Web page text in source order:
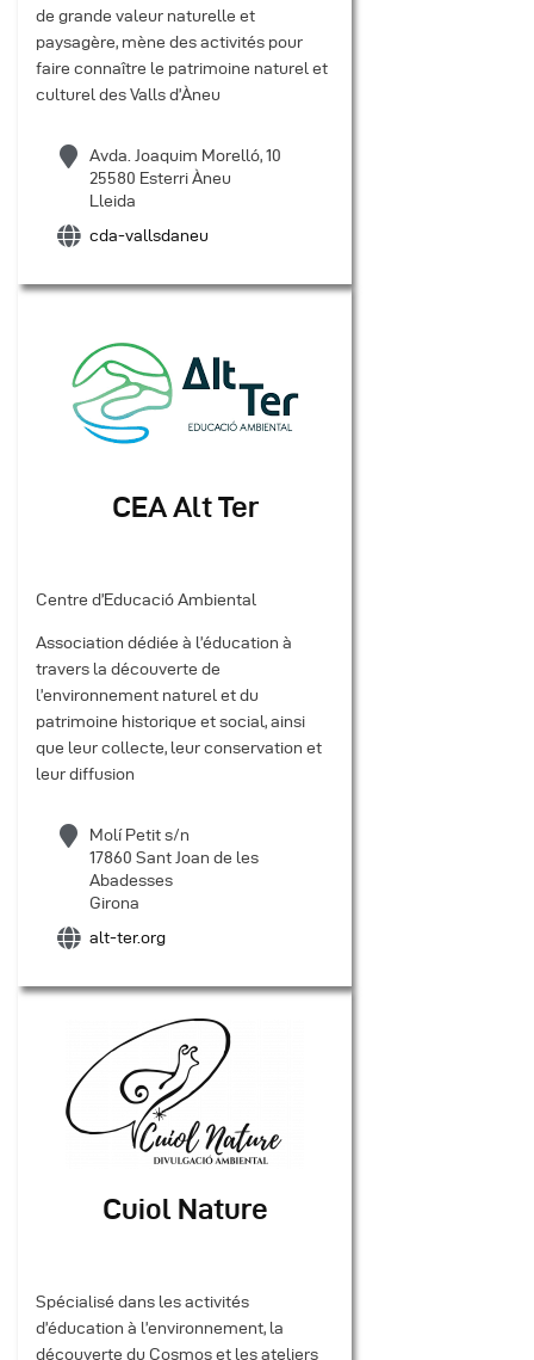
de grande valeur naturelle et
paysagère, mène des activités pour
faire connaître le patrimoine naturel et
culturel des Valls d’Àneu
Avda. Joaquim Morelló, 10
25580 Esterri Àneu
Lleida
cda-vallsdaneu
CEA Alt Ter
Centre d’Educació Ambiental
Association dédiée à l’éducation à
travers la découverte de
l’environnement naturel et du
patrimoine historique et social, ainsi
que leur collecte, leur conservation et
leur diffusion
Molí Petit s/n
17860 Sant Joan de les
Abadesses
Girona
alt-ter.org
Cuiol Nature
Spécialisé dans les activités
d’éducation à l’environnement, la
découverte du Cosmos et les ateliers